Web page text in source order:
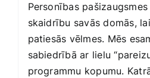
Personības
skaidrību savās domās,
patiesās vēlmes. Mēs
sabiedrībā ar lielu
programmu kopumu.